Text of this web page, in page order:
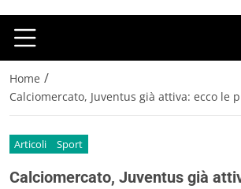
Home /
Calciomercato, Juventus già attiva: ecco le
Articoli Sport
Calciomercato, Juventus già